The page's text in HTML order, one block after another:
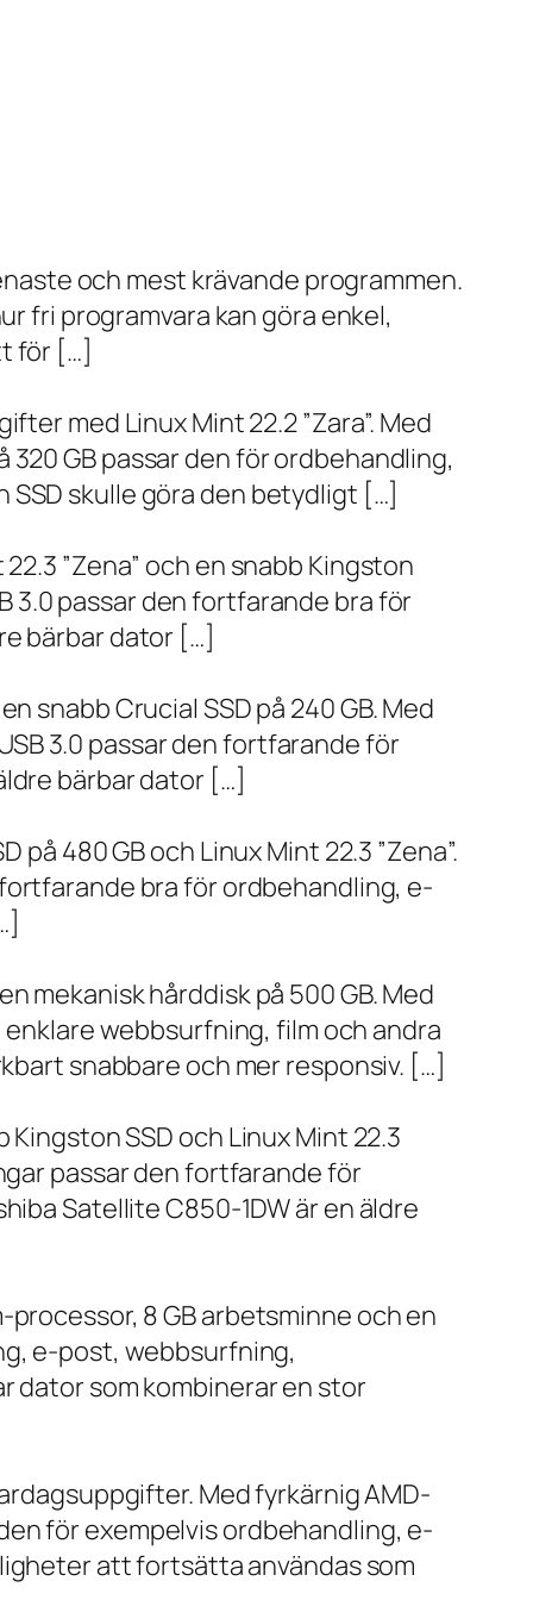
och mest krävande programmen.
fri programvara kan göra enkel,
för […]
med Linux Mint 22.2 ”Zara”. Med
GB passar den för ordbehandling,
skulle göra den betydligt […]
”Zena” och en snabb Kingston
3.0 passar den fortfarande bra för
bärbar dator […]
snabb Crucial SSD på 240 GB. Med
3.0 passar den fortfarande för
bärbar dator […]
480 GB och Linux Mint 22.3 ”Zena”.
bra för ordbehandling, e-
mekanisk hårddisk på 500 GB. Med
webbsurfning, film och andra
snabbare och mer responsiv. […]
SSD och Linux Mint 22.3
passar den fortfarande för
Satellite C850-1DW är en äldre
8 GB arbetsminne och en
e-post, webbsurfning,
dator som kombinerar en stor
Med fyrkärnig AMD-
för exempelvis ordbehandling, e-
att fortsätta användas som